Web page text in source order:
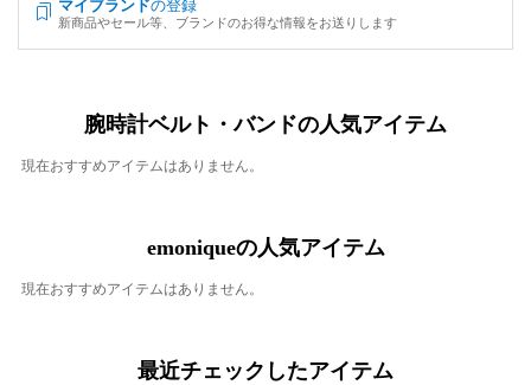
マイブランドの登録
新商品やセール等、ブランドのお得な情報をお送りします
腕時計ベルト・バンドの人気アイテム
現在おすすめアイテムはありません。
emoniqueの人気アイテム
現在おすすめアイテムはありません。
最近チェックしたアイテム